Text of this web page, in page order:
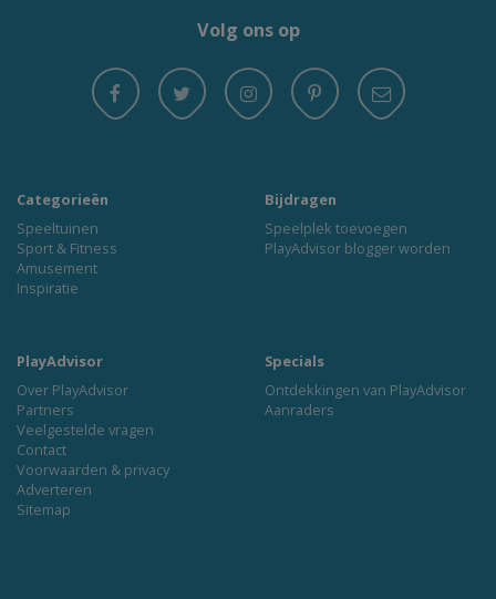
Volg ons op
Categorieën
Speeltuinen
Sport & Fitness
Amusement
Inspiratie
Bijdragen
Speelplek toevoegen
PlayAdvisor blogger worden
PlayAdvisor
Over PlayAdvisor
Partners
Veelgestelde vragen
Contact
Voorwaarden & privacy
Adverteren
Sitemap
Specials
Ontdekkingen van PlayAdvisor
Aanraders